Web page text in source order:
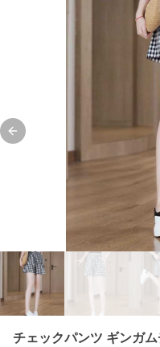
Previous slide
チェックパンツ ギンガ